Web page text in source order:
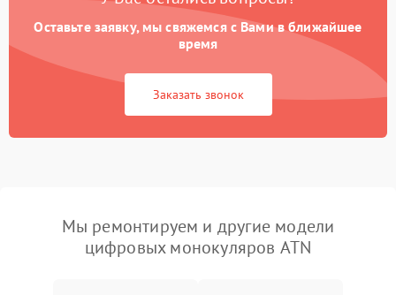
Оставьте заявку, мы свяжемся с Вами в ближайшее
время
Заказать звонок
Мы ремонтируем и другие модели
цифровых монокуляров ATN